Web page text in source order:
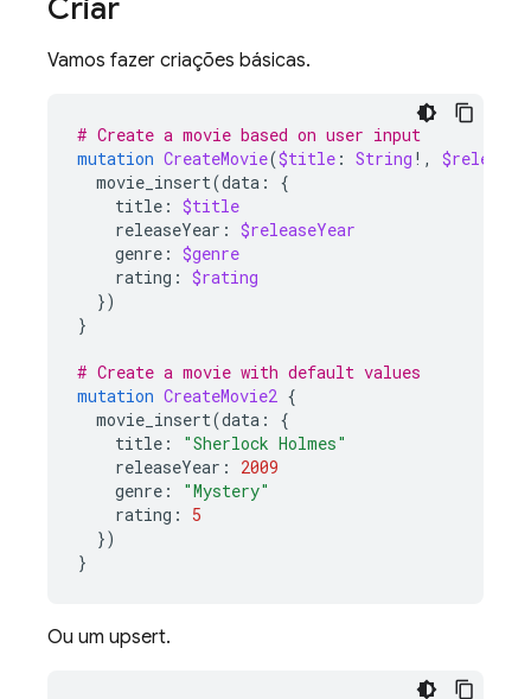
Criar
Vamos fazer criações básicas.
# Create a movie based on user input
mutation CreateMovie($title : String !,
movie_insert(data :
{
title : $title
releaseYear : $releaseYear
genre : $genre
rating : $rating
})
}
# Create a movie with default values
mutation CreateMovie2 {
movie_insert(data :
{
title :
"Sherlock Holmes"
releaseYear :
2009
genre :
"Mystery"
rating :
5
})
}
Ou um upsert.